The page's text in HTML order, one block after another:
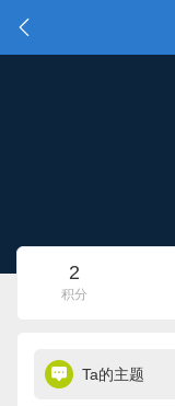
2
积分
Ta的主题